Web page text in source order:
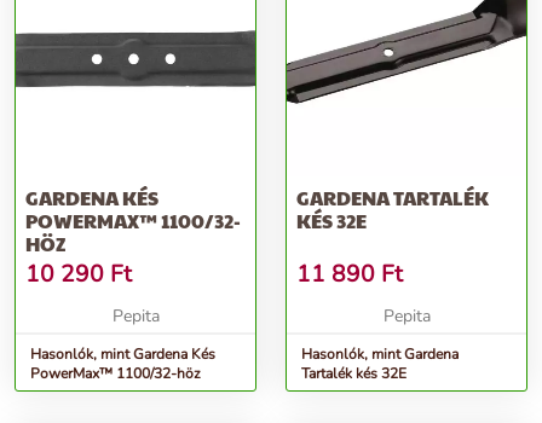
GARDENA KÉS
POWERMAX™ 1100/32-
HÖZ
10 290 Ft
Pepita
Hasonlók, mint Gardena Kés
PowerMax™ 1100/32-höz
GARDENA TARTALÉK
KÉS 32E
11 890 Ft
Pepita
Hasonlók, mint Gardena
Tartalék kés 32E